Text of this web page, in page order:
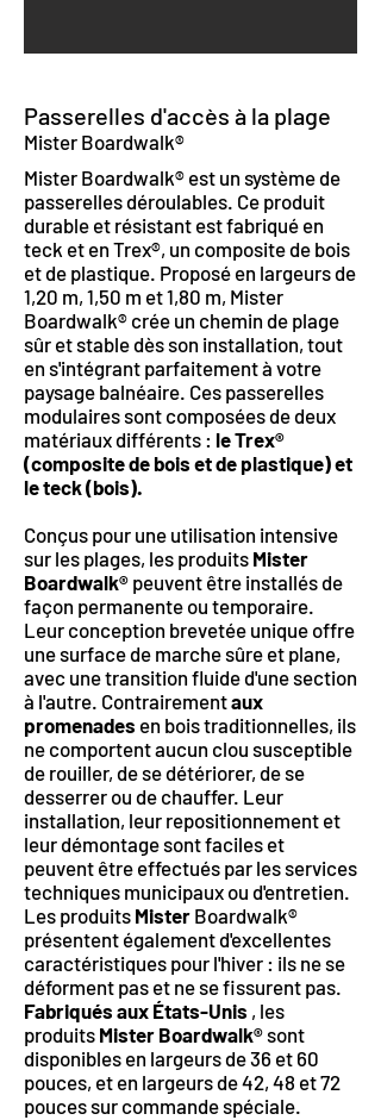
Passerelles d'accès à la plage
Mister Boardwalk®
Mister Boardwalk® est un système de
passerelles déroulables. Ce produit
durable et résistant est fabriqué en
teck et en Trex®, un composite de bois
et de plastique. Proposé en largeurs de
1,20 m, 1,50 m et 1,80 m, Mister
Boardwalk® crée un chemin de plage
sûr et stable dès son installation, tout
en s'intégrant parfaitement à votre
paysage balnéaire. Ces passerelles
modulaires sont composées de deux
matériaux différents : le Trex®
(composite de bois et de plastique) et
le teck (bois).
Conçus pour une utilisation intensive
sur les plages, les produits Mister
Boardwalk® peuvent être installés de
façon permanente ou temporaire.
Leur conception brevetée unique offre
une surface de marche sûre et plane,
avec une transition fluide d'une section
à l'autre. Contrairementaux
promenades en bois traditionnelles, ils
ne comportent aucun clou susceptible
de rouiller, de se détériorer, de se
desserrer ou de chauffer. Leur
installation, leur repositionnement et
leur démontage sont faciles et
peuvent être effectués par les services
techniques municipaux ou d'entretien.
Les produits Mister Boardwalk®
présentent également d'excellentes
caractéristiques pour l'hiver : ils ne se
déforment pas et ne se fissurent pas.
Fabriqués aux États-Unis , les
produits Mister Boardwalk®sont
disponibles en largeurs de 36 et 60
pouces, et en largeurs de 42, 48 et 72
pouces sur commande spéciale.